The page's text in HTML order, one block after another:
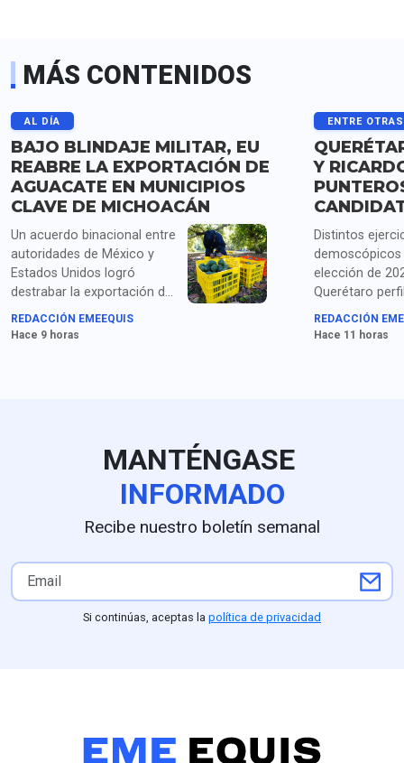
MÁS CONTENIDOS
AL DÍA
BAJO BLINDAJE MILITAR, EU
REABRE LA EXPORTACIÓN DE
AGUACATE EN MUNICIPIOS
CLAVE DE MICHOACÁN
Un acuerdo binacional entre
autoridades de México y
Estados Unidos logró
destrabar la exportación de
más de mil toneladas de
aguacate michoacano
embajador estadounidense
Ronald Johnson operará a
partir del 8 de agosto en
Tancítaro, Tacámbaro,
un despliegue de seguridad
del Ejército y la Guardia
Nacional ordenado por la
negociaciones para
REDACCIÓN EMEEQUIS
Hace 9 horas
ENTRE
Y
Distintos
elección de
Querétaro
Santiago
Astudillo
Astudillo,
el respaldo
Partido Verde
competitividad
REDACCIÓN
Hace 11 horas
MANTÉNGASE
INFORMADO
Recibe nuestro boletín semanal
Si continúas, aceptas la política de privacidad